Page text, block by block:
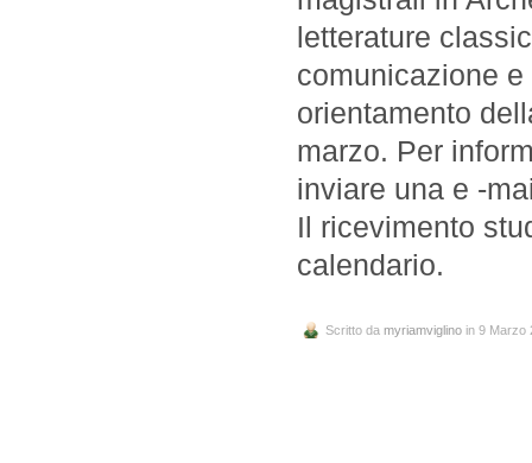
letterature
comunicazione
orientamento
marzo. Per
inviare una e -
Il ricevimento
calendario.
Scritto da myriamviglino in 9 Marzo